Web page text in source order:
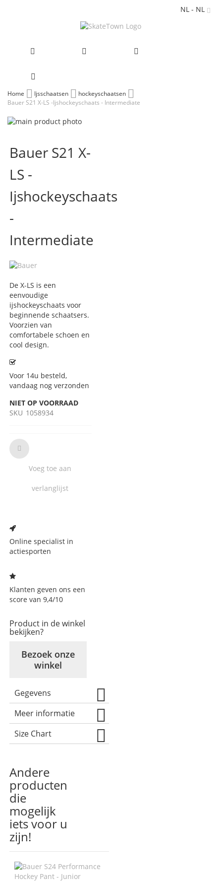
NL - NL
Ga
naar
inhoud
Home Ijsschaatsen
hockeyschaatsen
Bauer S21 X-LS -Ijshockeyschaats - Intermediate
Ga
einde
van
de
afbeeldingen-
gallerij
het
begin
van
de
afbeeldingen-
gallerij
Bauer S21 X-
LS -
Ijshockeyschaats
-
Intermediate
De X-LS is een
eenvoudige
ijshockeyschaats voor
beginnende schaatsers.
Voorzien van
comfortabele schoen en
cool design.
Voor 14u besteld,
vandaag nog verzonden
NIET OP VOORRAAD
SKU 1058934
Voeg toe aan
verlanglijst
verlanglijst
Online specialist in
actiesporten
Klanten geven ons een
score van 9,4/10
Product in de winkel
bekijken?
Bezoek onze
winkel
Gegevens
Meer informatie
Size Chart
Andere
producten
die
mogelijk
iets voor u
zijn!